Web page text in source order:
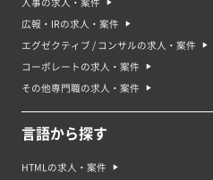
人事の求人・案件
広報・IRの求人・案件
エグゼクティブ / コンサルの求人・案件
コーポレートの求人・案件
その他専門職の求人・案件
言語から探す
HTMLの求人・案件